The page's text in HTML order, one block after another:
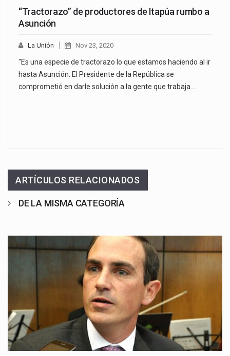
“Tractorazo” de productores de Itapúa rumbo a
Asunción
La Unión Nov 23, 2020
"Es una especie de tractorazo lo que estamos haciendo al ir
hasta Asunción. El Presidente de la República se
comprometió en darle solución a la gente que trabaja…
ARTÍCULOS RELACIONADOS
DE LA MISMA CATEGORÍA